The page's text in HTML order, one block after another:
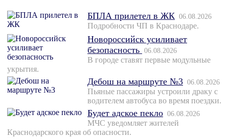
БПЛА прилетел в ЖК 06.08.2026
Подробности ЧП в Краснодаре.
Новороссийск усиливает
безопасность 06.08.2026
В городе ставят первые модульные
укрытия.
Дебош на маршруте №3 06.08.2026
Пьяные пассажиры устроили драку с
водителем автобуса во время поездки.
Будет адское пекло 06.08.2026
МЧС уведомляет жителей
Краснодарского края об опасности.